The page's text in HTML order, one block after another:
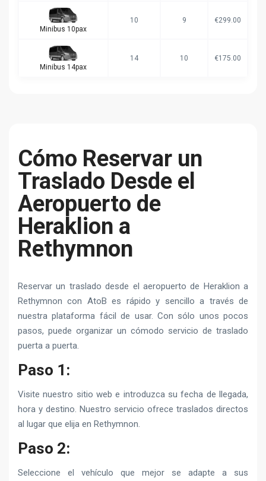
Minibus 10pax
10 9 €299.00
Minibus 14pax
14 10 €175.00
Cómo Reservar un
Traslado Desde el
Aeropuerto de
Heraklion a
Rethymnon
Reservar un traslado desde el aeropuerto de Heraklion a
Rethymnon con AtoB es rápido y sencillo a través de
nuestra plataforma fácil de usar. Con sólo unos pocos
pasos, puede organizar un cómodo servicio de traslado
puerta a puerta.
Paso 1:
Visite nuestro sitio web e introduzca su fecha de llegada,
hora y destino. Nuestro servicio ofrece traslados directos
al lugar que elija en Rethymnon.
Paso 2:
Seleccione el vehículo que mejor se adapte a sus